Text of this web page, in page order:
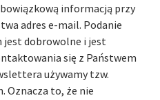
informacją przy
adres e-mail. Podanie
jest dobrowolne i jest
się z Państwem
używamy tzw.
Oznacza to, że nie